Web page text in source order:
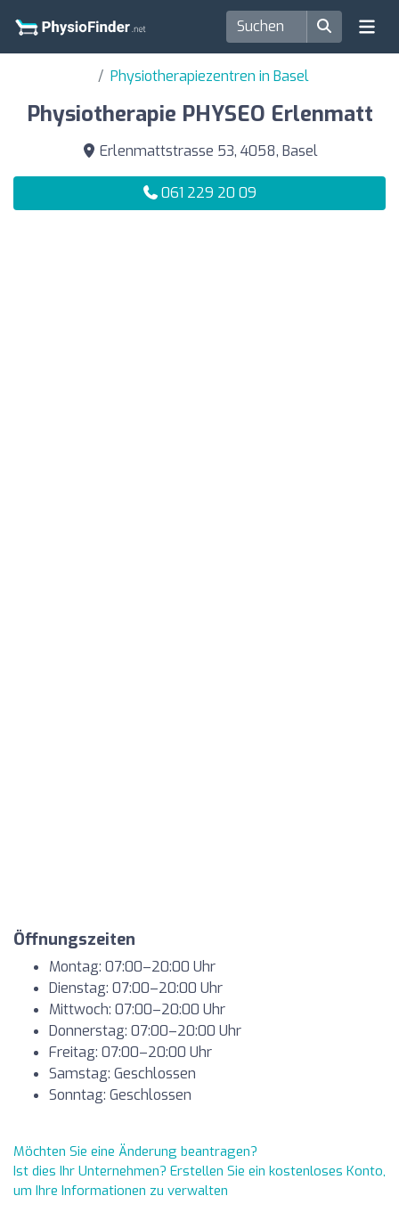
Physiotherapiezentren in Basel
Physiotherapie PHYSEO Erlenmatt
Erlenmattstrasse 53, 4058, Basel
061 229 20 09
Öffnungszeiten
Montag: 07:00–20:00 Uhr
Dienstag: 07:00–20:00 Uhr
Mittwoch: 07:00–20:00 Uhr
Donnerstag: 07:00–20:00 Uhr
Freitag: 07:00–20:00 Uhr
Samstag: Geschlossen
Sonntag: Geschlossen
Möchten Sie eine Änderung beantragen?
Ist dies Ihr Unternehmen? Erstellen Sie ein kostenloses Konto,
um Ihre Informationen zu verwalten